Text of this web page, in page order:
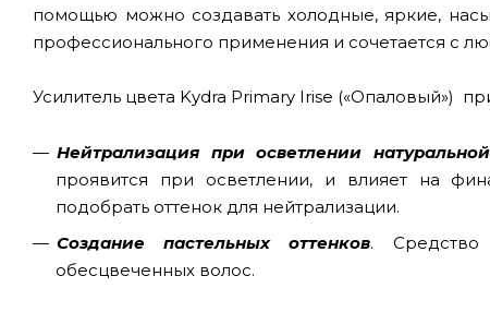
помощью можно создавать холодные, яркие,
профессионального применения и сочетается с
Усилитель цвета Kydra Primary Irise («Опаловый»)
Нейтрализация при осветлении
проявится при осветлении, и влияет на
подобрать оттенок для нейтрализации.
Создание пастельных оттенков. Средство
обесцвеченных волос.